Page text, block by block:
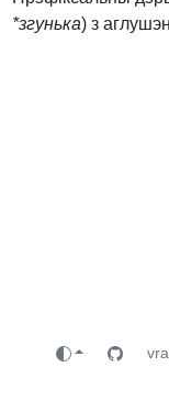
*згунька) з